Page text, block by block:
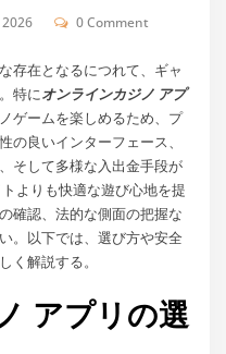
2026 0 Comment
存在となるにつれて、ギャ
特にオンラインカジノ アプ
ゲームを楽しめるため、プ
の良いインターフェース、
そして多様な入出金手段が
よりも快適な遊び心地を提
確認、法的な側面の把握な
。以下では、選び方や安全
く解説する。
アプリの選